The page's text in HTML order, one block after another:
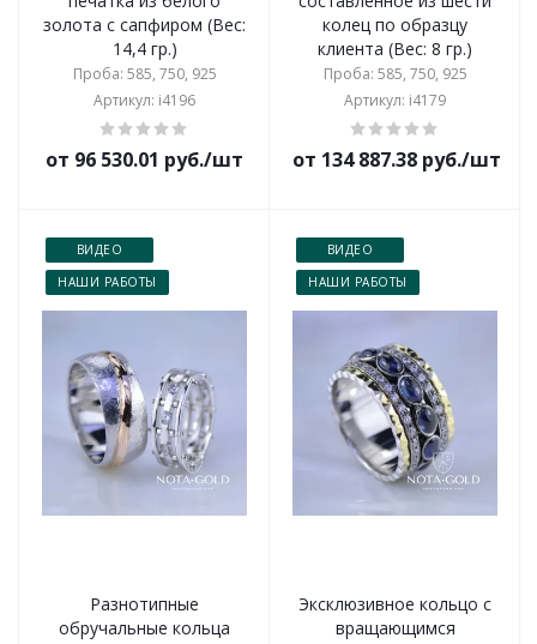
золота с сапфиром (Вес:
14,4 гр.)
Проба: 585, 750, 925
Артикул: i4196
от 96 530.01 руб./шт
колец по образцу
клиента (Вес: 8 гр.)
Проба: 585, 750, 925
Артикул: i4179
от 134 887.38 руб./шт
ВИДЕО
НАШИ РАБОТЫ
Разнотипные
обручальные кольца
ВИДЕО
НАШИ РАБОТЫ
Эксклюзивное кольцо с
вращающимся